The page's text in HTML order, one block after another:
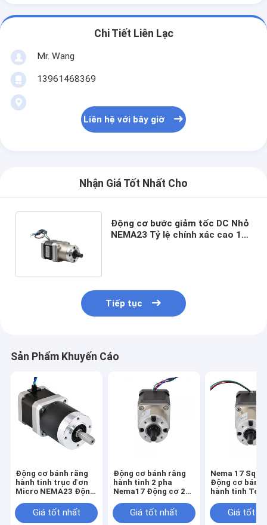
Chi Tiết Liên Lạc
Mr. Wang
13961468369
Liên hệ với bây giờ
Nhận Giá Tốt Nhất Cho
Động cơ bước giảm tốc DC Nhỏ
NEMA23 Tỷ lệ chính xác cao 1/3
Tiếp tục
Sản Phẩm Khuyến Cáo
Động cơ bánh răng
hành tinh trục đơn
Micro NEMA23 Động
1.89N.MGiá tốt nhất
Động cơ bánh răng
hành tinh 2 pha
Nema17 Động cơ 24v
1000 vòng / phút
Giá tốt nhất
Nema 17
Động cơ bánh
hành tinh
Giá tốt